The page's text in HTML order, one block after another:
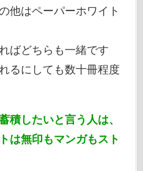
他はペーパーホワイト
ばどちらも一緒です
るにしても数十冊程度
積したいと言う人は、
は無印もマンガもスト